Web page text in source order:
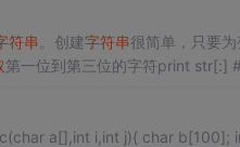
符串 。创建字符串很简单，只要
第一位到第三位的字符print str[:]